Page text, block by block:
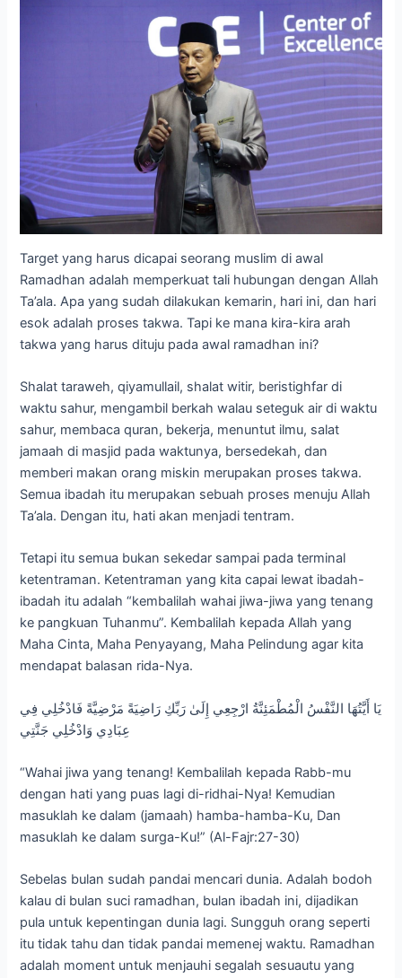
Target yang harus dicapai seorang muslim di awal
Ramadhan adalah memperkuat tali hubungan dengan Allah
Ta’ala. Apa yang sudah dilakukan kemarin, hari ini, dan hari
esok adalah proses takwa. Tapi ke mana kira-kira arah
takwa yang harus dituju pada awal ramadhan ini?
Shalat taraweh, qiyamullail, shalat witir, beristighfar di
waktu sahur, mengambil berkah walau seteguk air di waktu
sahur, membaca quran, bekerja, menuntut ilmu, salat
jamaah di masjid pada waktunya, bersedekah, dan
memberi makan orang miskin merupakan proses takwa.
Semua ibadah itu merupakan sebuah proses menuju Allah
Ta’ala. Dengan itu, hati akan menjadi tentram.
Tetapi itu semua bukan sekedar sampai pada terminal
ketentraman. Ketentraman yang kita capai lewat ibadah-
ibadah itu adalah “kembalilah wahai jiwa-jiwa yang tenang
ke pangkuan Tuhanmu”. Kembalilah kepada Allah yang
Maha Cinta, Maha Penyayang, Maha Pelindung agar kita
mendapat balasan rida-Nya.
يَا أَيَّتُهَا النَّفْسُ الْمُطْمَئِنَّةُ ارْجِعِي إِلَىٰ رَبِّكِ رَاضِيَةً مَرْضِيَّةً فَادْخُلِي فِي
عِبَادِي وَادْخُلِي جَنَّتِي
“Wahai jiwa yang tenang! Kembalilah kepada Rabb-mu
dengan hati yang puas lagi di-ridhai-Nya! Kemudian
masuklah ke dalam (jamaah) hamba-hamba-Ku, Dan
masuklah ke dalam surga-Ku!” (Al-Fajr:27-30)
Sebelas bulan sudah pandai mencari dunia. Adalah bodoh
kalau di bulan suci ramadhan, bulan ibadah ini, dijadikan
pula untuk kepentingan dunia lagi. Sungguh orang seperti
itu tidak tahu dan tidak pandai memenej waktu. Ramadhan
adalah moment untuk menjauhi segalah sesuautu yang